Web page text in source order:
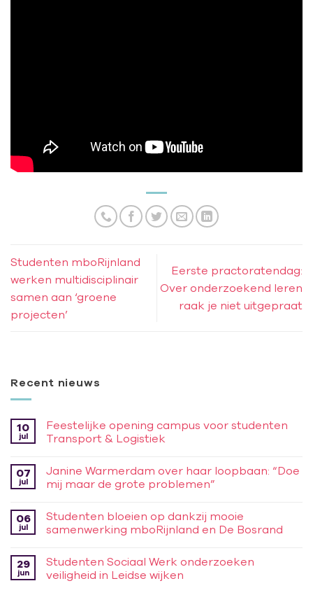
Studenten mboRijnland
werken multidisciplinair
samen aan ‘groene
projecten’
Eerste practoratendag:
Over onderzoekend leren
raak je niet uitgepraat
Recent nieuws
10
jul
Feestelijke opening campus voor studenten
Transport & Logistiek
07
jul
Janine Warmerdam over haar loopbaan: “Doe
mij maar de grote problemen”
06
jul
Studenten bloeien op dankzij mooie
samenwerking mboRijnland en De Bosrand
29
jun
Studenten Sociaal Werk onderzoeken
veiligheid in Leidse wijken